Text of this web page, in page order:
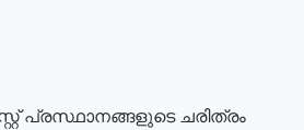
പ്രസ്ഥാനങ്ങളുടെ ചരിത്രം